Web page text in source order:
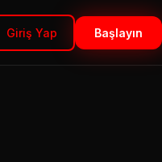
Giriş Yap Başlayın